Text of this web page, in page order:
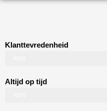
Klanttevredenheid
Altijd op tijd